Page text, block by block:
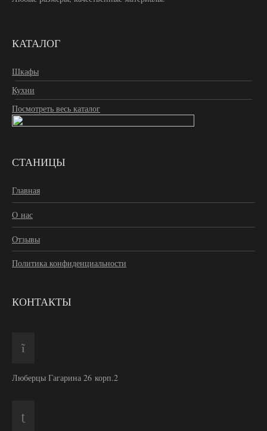
КАТАЛОГ
Шкафы
Кухни
Посмотреть весь каталог
СТАНИЦЫ
Главная
О нас
Отзывы
Политика конфиденциальности
КОНТАКТЫ
Люберцы Гагарина 26 корп.2